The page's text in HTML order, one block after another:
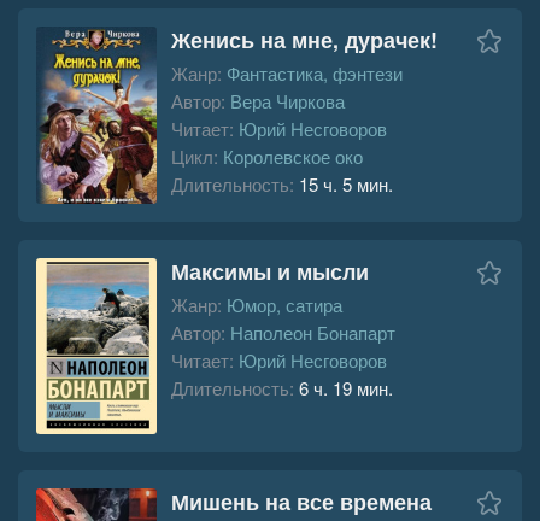
Женись на мне, дурачек!
Жанр: Фантастика, фэнтези
Автор: Вера Чиркова
Читает: Юрий Несговоров
Цикл: Королевское око
Длительность: 15 ч. 5 мин.
Максимы и мысли
Жанр: Юмор, сатира
Автор: Наполеон Бонапарт
Читает: Юрий Несговоров
Длительность: 6 ч. 19 мин.
Мишень на все времена